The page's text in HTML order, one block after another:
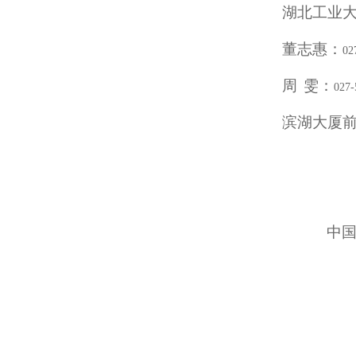
湖北工业
董志惠：
周 雯：
滨湖大厦
中